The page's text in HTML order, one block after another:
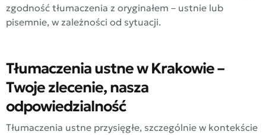
zgodność tłumaczenia z oryginałem – ustnie lub
pisemnie, w zależności od sytuacji.
Tłumaczenia ustne w Krakowie –
Twoje zlecenie, nasza
odpowiedzialność
Tłumaczenia ustne przysięgłe, szczególnie w kontekście